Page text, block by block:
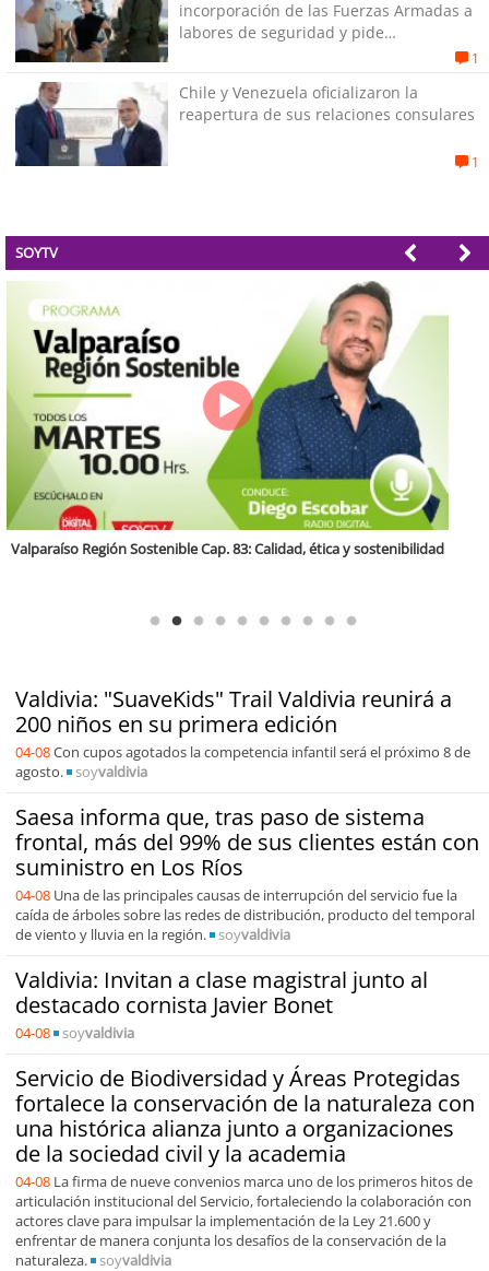
incorporación de las Fuerzas Armadas a
labores de seguridad y pide
1
Chile y Venezuela oficializaron la
reapertura de sus relaciones consulares
1
SOYTV
Valdivia: "SuaveKids" Trail Valdivia reunirá a
200 niños en su primera edición
04-08Con cupos agotados la competencia infantil será el próximo 8 de
agosto.
soyvaldivia
Saesa informa que, tras paso de sistema
frontal, más del 99% de sus clientes están con
suministro en Los Ríos
04-08 Una de las principales causas de interrupción del servicio fue la
caída de árboles sobre las redes de distribución, producto del temporal
de viento y lluvia en la región.
soyvaldivia
Valdivia: Invitan a clase magistral junto al
destacado cornista Javier Bonet
04-08 soyvaldivia
Servicio de Biodiversidad y Áreas Protegidas
fortalece la conservación de la naturaleza con
una histórica alianza junto a organizaciones
de la sociedad civil y la academia
04-08 La firma de nueve convenios marca uno de los primeros hitos de
articulación institucional del Servicio, fortaleciendo la colaboración con
actores clave para impulsar la implementación de la Ley 21.600 y
enfrentar de manera conjunta los desafíos de la conservación de la
naturaleza.
soyvaldivia